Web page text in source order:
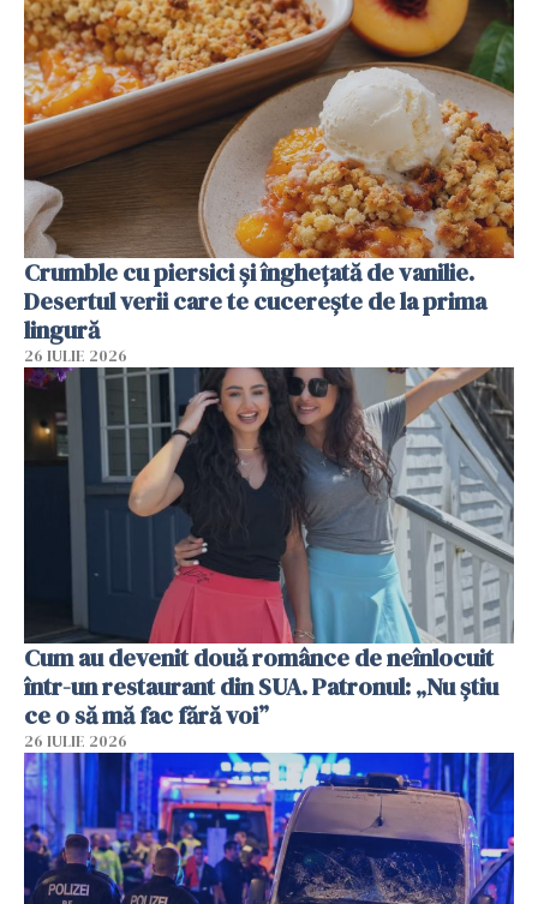
Crumble cu piersici și înghețată de vanilie.
Desertul verii care te cucerește de la prima
lingură
26 IULIE 2026
Cum au devenit două românce de neînlocuit
într-un restaurant din SUA. Patronul: „Nu știu
ce o să mă fac fără voi”
26 IULIE 2026